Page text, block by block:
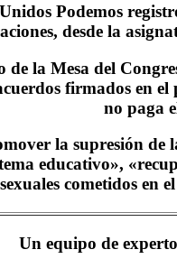
Podemos
desde la
la Mesa del
firmados en
no paga
la supresión de
educativo»,
cometidos
Un equipo de